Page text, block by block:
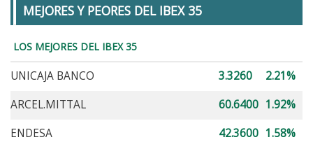
MEJORES Y PEORES DEL IBEX 35
LOS MEJORES DEL IBEX 35
UNICAJA BANCO 3.3260
2.21%
ARCEL.MITTAL
60.6400 1.92%
ENDESA
42.3600 1.58%